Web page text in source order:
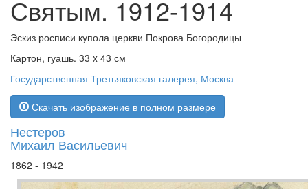
Святым. 1912-1914
Эскиз росписи купола церкви Покрова Богородицы
Картон, гуашь. 33 x 43 см
Государственная Третьяковская галерея, Москва
Скачать изображение в полном размере
Нестеров
Михаил Васильевич
1862 - 1942